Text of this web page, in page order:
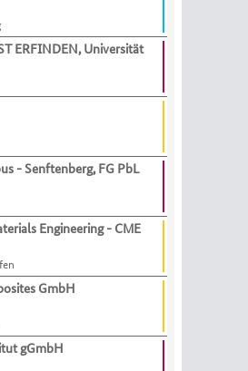
ERFINDEN, Universität
- Senftenberg, FG PbL
Engineering - CME
GmbH
gGmbH